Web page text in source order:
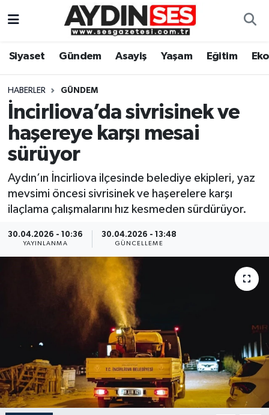
Siyaset Gündem Asayiş Yaşam Eğitim
HABERLER GÜNDEM
İncirliova’da sivrisinek ve
haşereye karşı mesai
sürüyor
Aydın’ın İncirliova ilçesinde belediye ekipleri, yaz
mevsimi öncesi sivrisinek ve haşerelere karşı
ilaçlama çalışmalarını hız kesmeden sürdürüyor.
30.04.2026 - 10:36
YAYINLANMA
30.04.2026 - 13:48
GÜNCELLEME
Gündem
Siyaset
Ekonomi
Yaşam
Eğitim
Kültür Sanat
Spor
Aydın Hava Durumu
Aydin Namaz Vakitleri
Aydın Trafik Yoğunluk Haritası
Süper Lig Puan Durumu ve Fikstür
Tüm Manşetler
Son Dakika Haberleri
Haber Arşivi